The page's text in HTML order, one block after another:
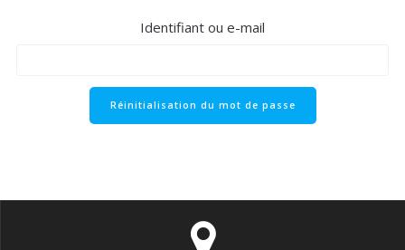
Identifiant ou e-mail
Réinitialisation du mot de passe